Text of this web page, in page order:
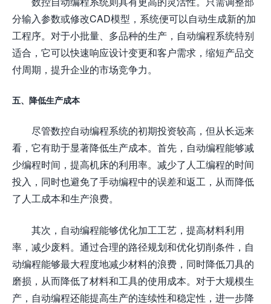
分输入参数或修改CAD模型，系统便可以自动生成新的加
工程序。对于小批量、多品种的生产，自动编程系统特别
适合，它可以快速响应设计变更和客户需求，缩短产品交
付周期，提升企业的市场竞争力。
五、降低生产成本
尽管数控自动编程系统的初期投资较高，但从长远来
看，它有助于显著降低生产成本。首先，自动编程能够减
少编程时间，提高机床的利用率。减少了人工编程的时间
投入，同时也避免了手动编程中的误差和返工，从而降低
了人工成本和生产浪费。
其次，自动编程能够优化加工工艺，提高材料利用
率，减少废料。通过合理的路径规划和优化切削条件，自
动编程能够最大程度地减少材料的浪费，同时降低刀具的
磨损，从而降低了材料和工具的使用成本。对于大规模生
产，自动编程还能提高生产的连续性和稳定性，进一步降